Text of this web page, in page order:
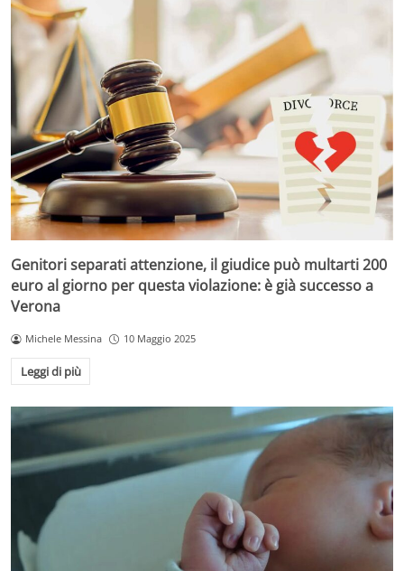
Genitori separati attenzione, il giudice può multarti 200
euro al giorno per questa violazione: è già successo a
Verona
Michele Messina 10 Maggio 2025
Leggi di più